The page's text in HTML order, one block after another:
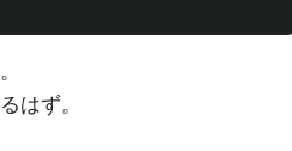
はず。